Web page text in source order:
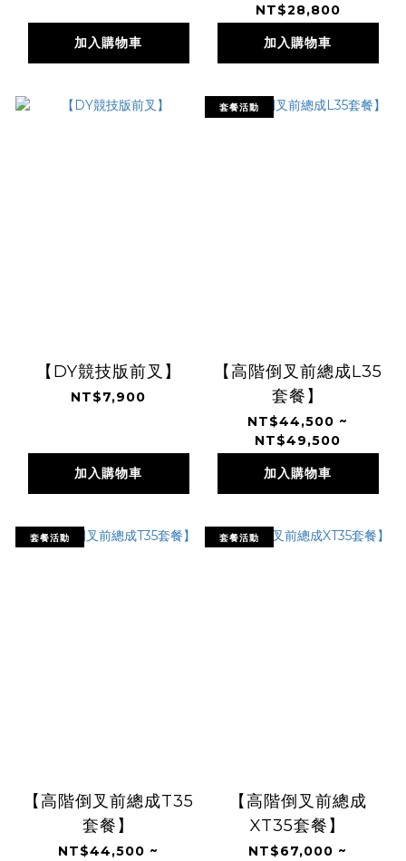
加入購物車
NT$28,800
加入購物車
【DY競技版前叉】
NT$7,900
加入購物車
套餐活動
【高階倒叉前總成L35
套餐】
NT$44,500 ~
NT$49,500
加入購物車
套餐活動
【高階倒叉前總成T35
套餐】
NT$44,500 ~
套餐活動
【高階倒叉前總成
XT35套餐】
NT$67,000 ~